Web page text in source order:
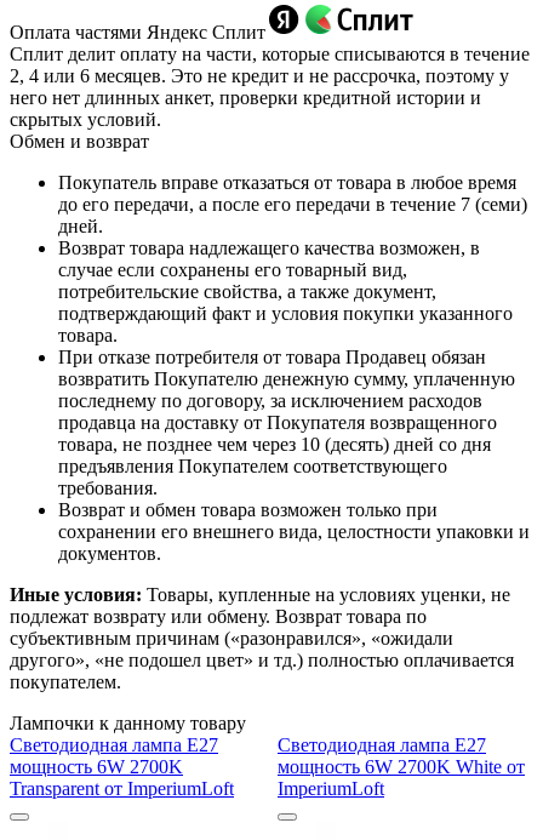
Оплата частями Яндекс Сплит
Сплит делит оплату на части, которые списываются в течение
2, 4 или 6 месяцев. Это не кредит и не рассрочка, поэтому у
него нет длинных анкет, проверки кредитной истории и
скрытых условий.
Обмен и возврат
Покупатель вправе отказаться от товара в любое время
до его передачи, а после его передачи в течение 7 (семи)
дней.
Возврат товара надлежащего качества возможен, в
случае если сохранены его товарный вид,
потребительские свойства, а также документ,
подтверждающий факт и условия покупки указанного
товара.
При отказе потребителя от товара Продавец обязан
возвратить Покупателю денежную сумму, уплаченную
последнему по договору, за исключением расходов
продавца на доставку от Покупателя возвращенного
товара, не позднее чем через 10 (десять) дней со дня
предъявления Покупателем соответствующего
требования.
Возврат и обмен товара возможен только при
сохранении его внешнего вида, целостности упаковки и
документов.
Иные условия: Товары, купленные на условиях уценки, не
подлежат возврату или обмену. Возврат товара по
субъективным причинам («разонравился», «ожидали
другого», «не подошел цвет» и тд.) полностью оплачивается
покупателем.
Лампочки к данному товару
Светодиодная лампа E27
мощность 6W 2700K
Transparent от ImperiumLoft
Светодиодная лампа E27
мощность 6W 2700K White от
ImperiumLoft